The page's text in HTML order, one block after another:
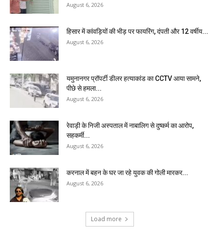
August 6, 2026
हिसार में कांवड़ियों की भीड़ पर फायरिंग, दंपती और 12 वर्षीय...
August 6, 2026
यमुनानगर प्रॉपर्टी डीलर हत्याकांड का CCTV आया सामने,
पीछे से हमला...
August 6, 2026
रेवाड़ी के निजी अस्पताल में नाबालिग से दुष्कर्म का आरोप,
सहकर्मी...
August 6, 2026
करनाल में बहन के घर जा रहे युवक की गोली मारकर...
August 6, 2026
Load more